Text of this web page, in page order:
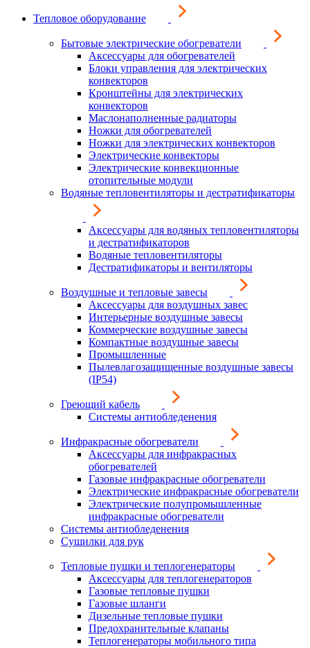
Тепловое оборудование
Бытовые электрические обогреватели
Аксессуары для обогревателей
Блоки управления для электрических
конвекторов
Кронштейны для электрических
конвекторов
Маслонаполненные радиаторы
Ножки для обогревателей
Ножки для электрических конвекторов
Электрические конвекторы
Электрические конвекционные
отопительные модули
Водяные тепловентиляторы и дестратификаторы
Аксессуары для водяных тепловентиляторы
и дестратификаторов
Водяные тепловентиляторы
Дестратификаторы и вентиляторы
Воздушные и тепловые завесы
Аксессуары для воздушных завес
Интерьерные воздушные завесы
Коммерческие воздушные завесы
Компактные воздушные завесы
Промышленные
Пылевлагозащищенные воздушные завесы
(IP54)
Греющий кабель
Системы антиобледенения
Инфракрасные обогреватели
Аксессуары для инфракрасных
обогревателей
Газовые инфракрасные обогреватели
Электрические инфракрасные обогреватели
Электрические полупромышленные
инфракрасные обогреватели
Системы антиобледенения
Сушилки для рук
Тепловые пушки и теплогенераторы
Аксессуары для теплогенераторов
Газовые тепловые пушки
Газовые шланги
Дизельные тепловые пушки
Предохранительные клапаны
Теплогенераторы мобильного типа